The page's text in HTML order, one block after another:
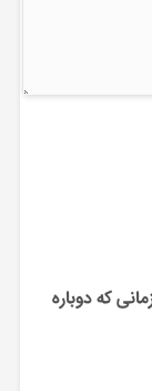
که دوباره